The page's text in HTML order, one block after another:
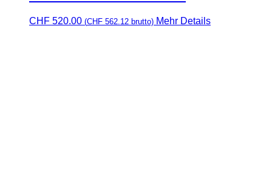
CHF 520.00 (CHF 562.12 brutto) Mehr Details